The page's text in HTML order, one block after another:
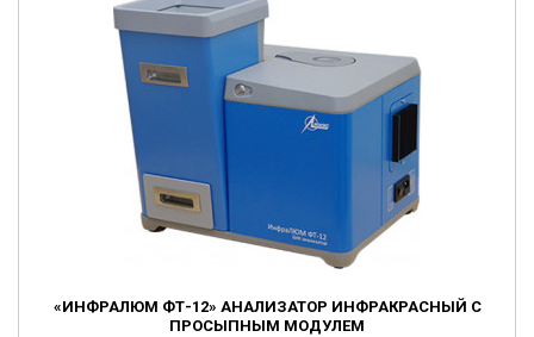
«ИНФРАЛЮМ ФТ-12» АНАЛИЗАТОР ИНФРАКРАСНЫЙ С
ПРОСЫПНЫМ МОДУЛЕМ